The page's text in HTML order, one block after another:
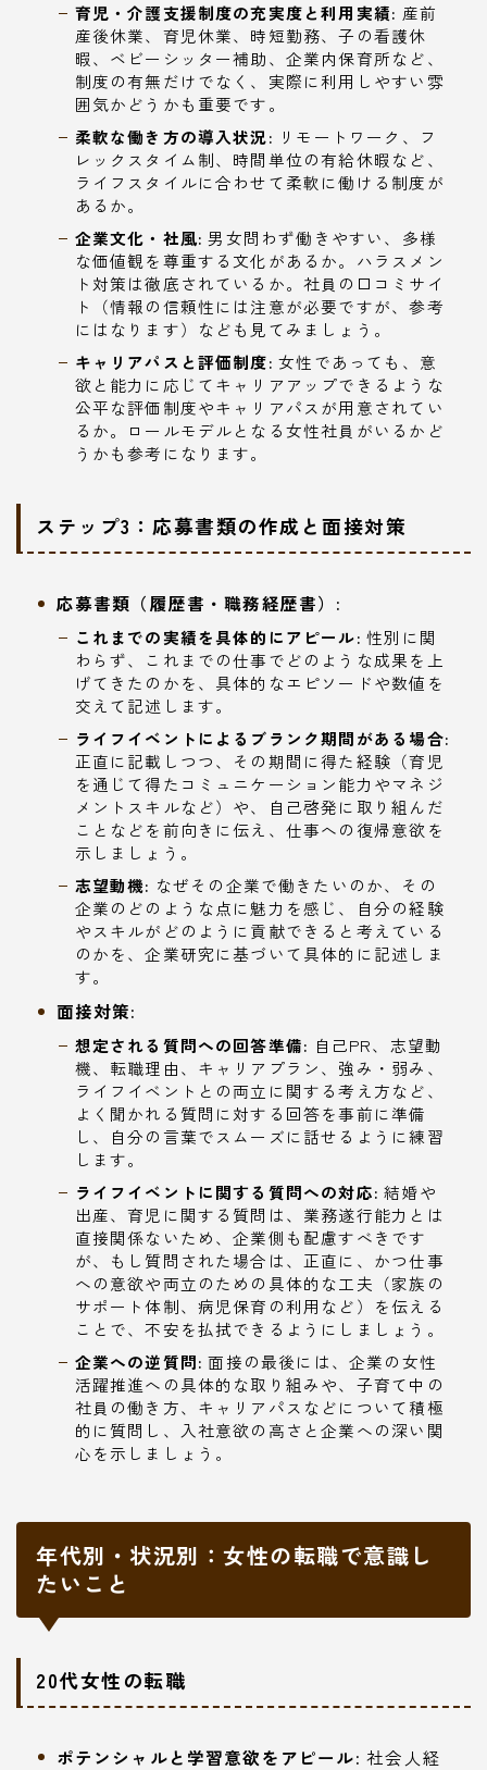
育児・介護支援制度の充実度と利用実績: 産前
産後休業、育児休業、時短勤務、子の看護休
暇、ベビーシッター補助、企業内保育所など、
制度の有無だけでなく、実際に利用しやすい雰
囲気かどうかも重要です。
柔軟な働き方の導入状況: リモートワーク、フ
レックスタイム制、時間単位の有給休暇など、
ライフスタイルに合わせて柔軟に働ける制度が
あるか。
企業文化・社風: 男女問わず働きやすい、多様
な価値観を尊重する文化があるか。ハラスメン
ト対策は徹底されているか。社員の口コミサイ
ト（情報の信頼性には注意が必要ですが、参考
にはなります）なども見てみましょう。
キャリアパスと評価制度: 女性であっても、意
欲と能力に応じてキャリアアップできるような
公平な評価制度やキャリアパスが用意されてい
るか。ロールモデルとなる女性社員がいるかど
うかも参考になります。
ステップ3：応募書類の作成と面接対策
応募書類（履歴書・職務経歴書）:
これまでの実績を具体的にアピール: 性別に関
わらず、これまでの仕事でどのような成果を上
げてきたのかを、具体的なエピソードや数値を
交えて記述します。
ライフイベントによるブランク期間がある場合:
正直に記載しつつ、その期間に得た経験（育児
を通じて得たコミュニケーション能力やマネジ
メントスキルなど）や、自己啓発に取り組んだ
ことなどを前向きに伝え、仕事への復帰意欲を
示しましょう。
志望動機: なぜその企業で働きたいのか、その
企業のどのような点に魅力を感じ、自分の経験
やスキルがどのように貢献できると考えている
のかを、企業研究に基づいて具体的に記述しま
す。
面接対策:
想定される質問への回答準備: 自己PR、志望動
機、転職理由、キャリアプラン、強み・弱み、
ライフイベントとの両立に関する考え方など、
よく聞かれる質問に対する回答を事前に準備
し、自分の言葉でスムーズに話せるように練習
します。
ライフイベントに関する質問への対応: 結婚や
出産、育児に関する質問は、業務遂行能力とは
直接関係ないため、企業側も配慮すべきです
が、もし質問された場合は、正直に、かつ仕事
への意欲や両立のための具体的な工夫（家族の
サポート体制、病児保育の利用など）を伝える
ことで、不安を払拭できるようにしましょう。
企業への逆質問: 面接の最後には、企業の女性
活躍推進への具体的な取り組みや、子育て中の
社員の働き方、キャリアパスなどについて積極
的に質問し、入社意欲の高さと企業への深い関
心を示しましょう。
年代別・状況別：女性の転職で意識し
たいこと
20代女性の転職
ポテンシャルと学習意欲をアピール: 社会人経